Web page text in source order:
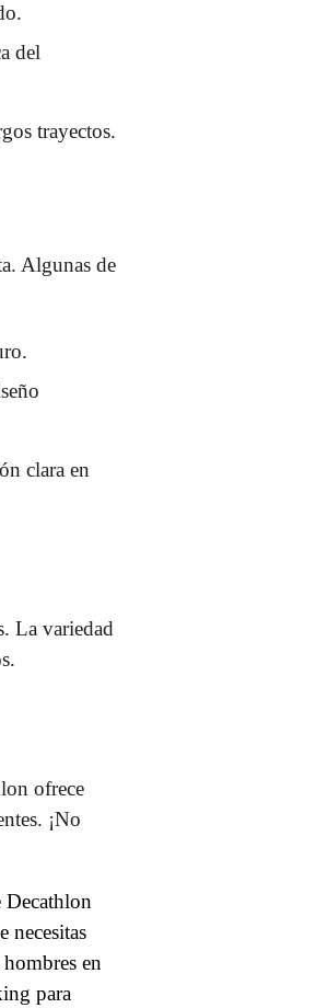
del
trayectos.
Algunas de
clara en
La variedad
ofrece
¡No
Decathlon
necesitas
en
para